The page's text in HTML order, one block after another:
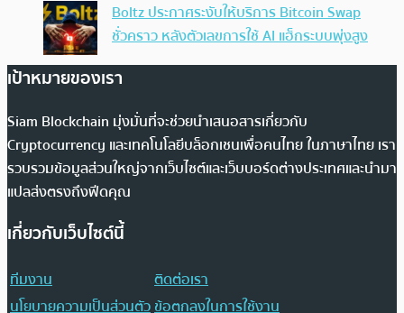
Boltz ประกาศระงับให้บริการ Bitcoin Swap
ชั่วคราว หลังตัวเลขการใช้ AI แฮ็กระบบพุ่งสูง
เป้าหมายของเรา
Siam Blockchain มุ่งมั่นที่จะช่วยนำเสนอสารเกี่ยวกับ
Cryptocurrency และเทคโนโลยีบล็อกเชนเพื่อคนไทย ในภาษาไทย เรา
รวบรวมข้อมูลส่วนใหญ่จากเว็บไซต์และเว็บบอร์ดต่างประเทศและนำมา
แปลส่งตรงถึงฟีดคุณ
เกี่ยวกับเว็บไซต์นี้
ทีมงาน
ติดต่อเรา
นโยบายความเป็นส่วนตัวข้อตกลงในการใช้งาน